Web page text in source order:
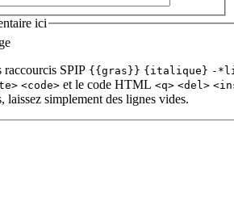
ici
raccourcis SPIP {{gras}} {italique} -
<code> et le code HTML <q> <del>
laissez simplement des lignes vides.